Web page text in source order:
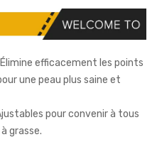
efficacement les points
une peau plus saine et
pour convenir à tous
grasse.